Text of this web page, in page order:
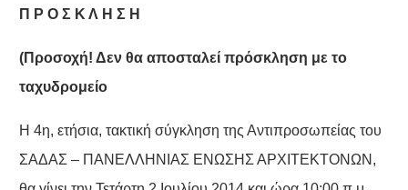
Π Ρ Ο Σ Κ Λ Η Σ Η
(Προσοχή! Δεν θα αποσταλεί πρόσκληση με το
ταχυδρομείο
Η 4η, ετήσια, τακτική σύγκληση της Αντιπροσωπείας του
ΣΑΔΑΣ – ΠΑΝΕΛΛΗΝΙΑΣ ΕΝΩΣΗΣ ΑΡΧΙΤΕΚΤΟΝΩΝ,